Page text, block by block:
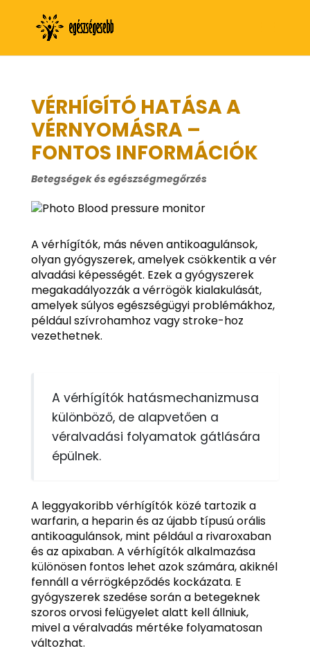
VÉRHÍGÍTÓ HATÁSA A
VÉRNYOMÁSRA –
FONTOS INFORMÁCIÓK
Betegségek és egészségmegőrzés
A vérhígítók, más néven antikoagulánsok,
olyan gyógyszerek, amelyek csökkentik a vér
alvadási képességét. Ezek a gyógyszerek
megakadályozzák a vérrögök kialakulását,
amelyek súlyos egészségügyi problémákhoz,
például szívrohamhoz vagy stroke-hoz
vezethetnek.
A vérhígítók hatásmechanizmusa
különböző, de alapvetően a
véralvadási folyamatok gátlására
épülnek.
A leggyakoribb vérhígítók közé tartozik a
warfarin, a heparin és az újabb típusú orális
antikoagulánsok, mint például a rivaroxaban
és az apixaban. A vérhígítók alkalmazása
különösen fontos lehet azok számára, akiknél
fennáll a vérrögképződés kockázata. E
gyógyszerek szedése során a betegeknek
szoros orvosi felügyelet alatt kell állniuk,
mivel a véralvadás mértéke folyamatosan
változhat.